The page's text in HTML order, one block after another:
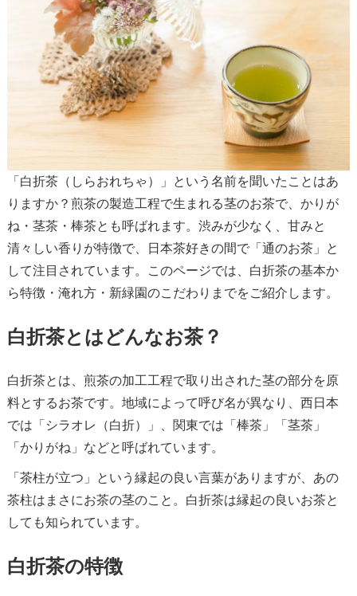
「白折茶（しらおれちゃ）」という名前を聞いたことはあ
りますか？煎茶の製造工程で生まれる茎のお茶で、かりが
ね・茎茶・棒茶とも呼ばれます。渋みが少なく、甘みと
清々しい香りが特徴で、日本茶好きの間で「通のお茶」と
して注目されています。このページでは、白折茶の基本か
ら特徴・淹れ方・新緑園のこだわりまでをご紹介します。
白折茶とはどんなお茶？
白折茶とは、煎茶の加工工程で取り出された茎の部分を原
料とするお茶です。地域によって呼び名が異なり、西日本
では「シラオレ（白折）」、関東では「棒茶」「茎茶」
「かりがね」などと呼ばれています。
「茶柱が立つ」という縁起の良い言葉がありますが、あの
茶柱はまさにお茶の茎のこと。白折茶は縁起の良いお茶と
しても知られています。
白折茶の特徴